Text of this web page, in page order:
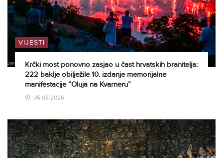
VIJESTI
Krčki most ponovno zasjao u čast hrvatskih branitelja:
222 baklje obilježile 10. izdanje memorijalne
manifestacije “Oluja na Kvarneru”
05.08.2026